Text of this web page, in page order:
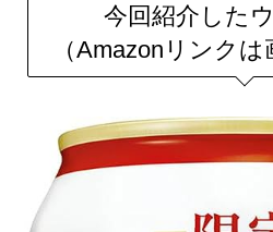
今回紹介した
（Amazonリンクは